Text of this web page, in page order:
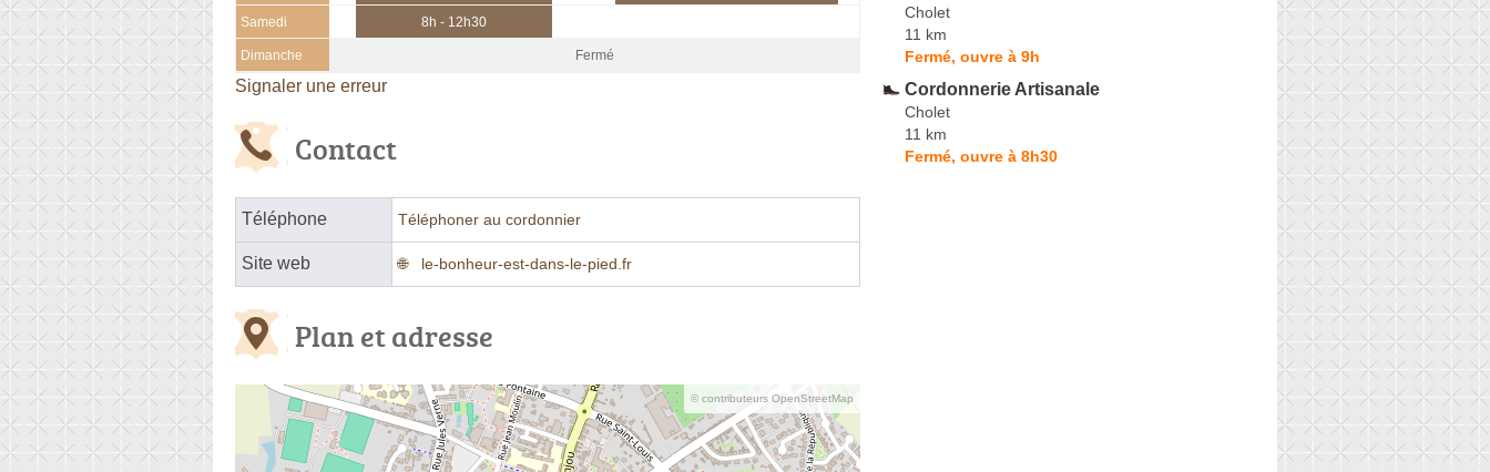
Samedi 8h - 12h30
Dimanche Fermé
Signaler une erreur
Contact
Téléphone Téléphoner au cordonnier
Site web le-bonheur-est-dans-le-pied.fr
Plan et adresse
© contributeurs OpenStreetMap
Cholet
11 km
Fermé, ouvre à 9h
Cordonnerie Artisanale
Cholet
11 km
Fermé, ouvre à 8h30